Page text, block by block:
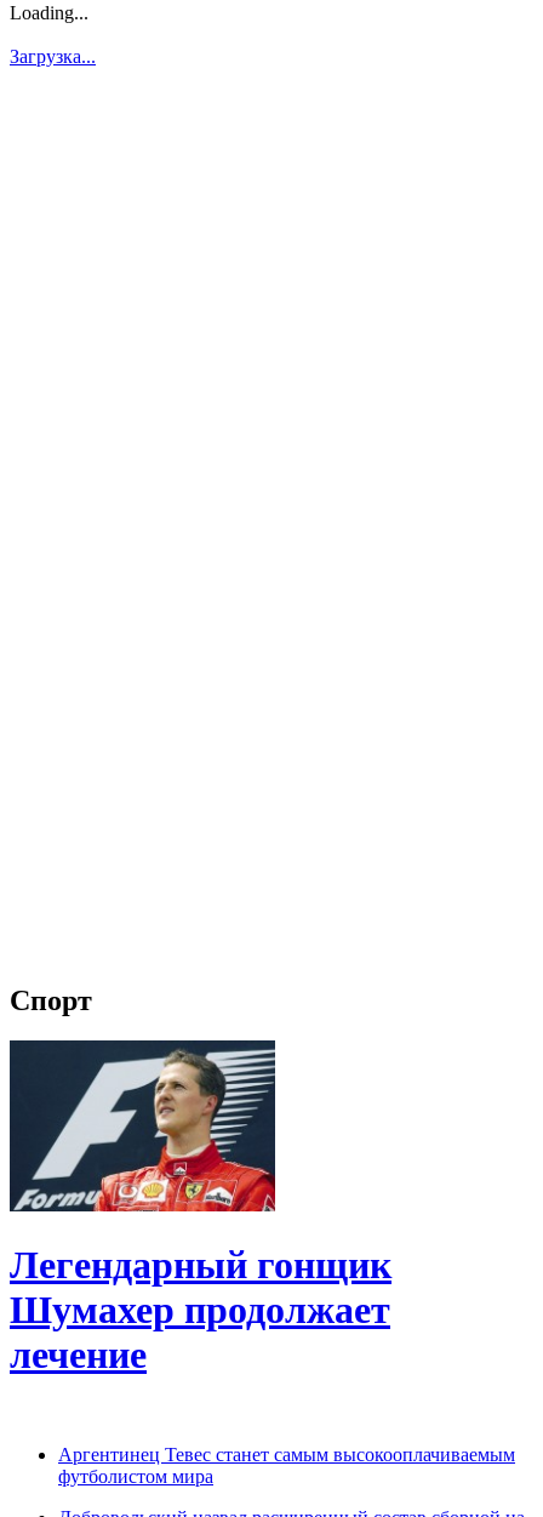
Loading...
Загрузка...
Спорт
Легендарный гонщик
Шумахер продолжает
лечение
Аргентинец Тевес станет самым высокооплачиваемым
футболистом мира